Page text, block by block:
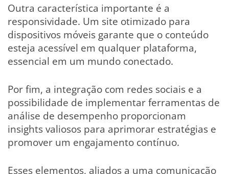
Outra característica importante é a
responsividade. Um site otimizado para
dispositivos móveis garante que o conteúdo
esteja acessível em qualquer plataforma,
essencial em um mundo conectado.
Por fim, a integração com redes sociais e a
possibilidade de implementar ferramentas de
análise de desempenho proporcionam
insights valiosos para aprimorar estratégias e
promover um engajamento contínuo.
Esses elementos, aliados a uma comunicação